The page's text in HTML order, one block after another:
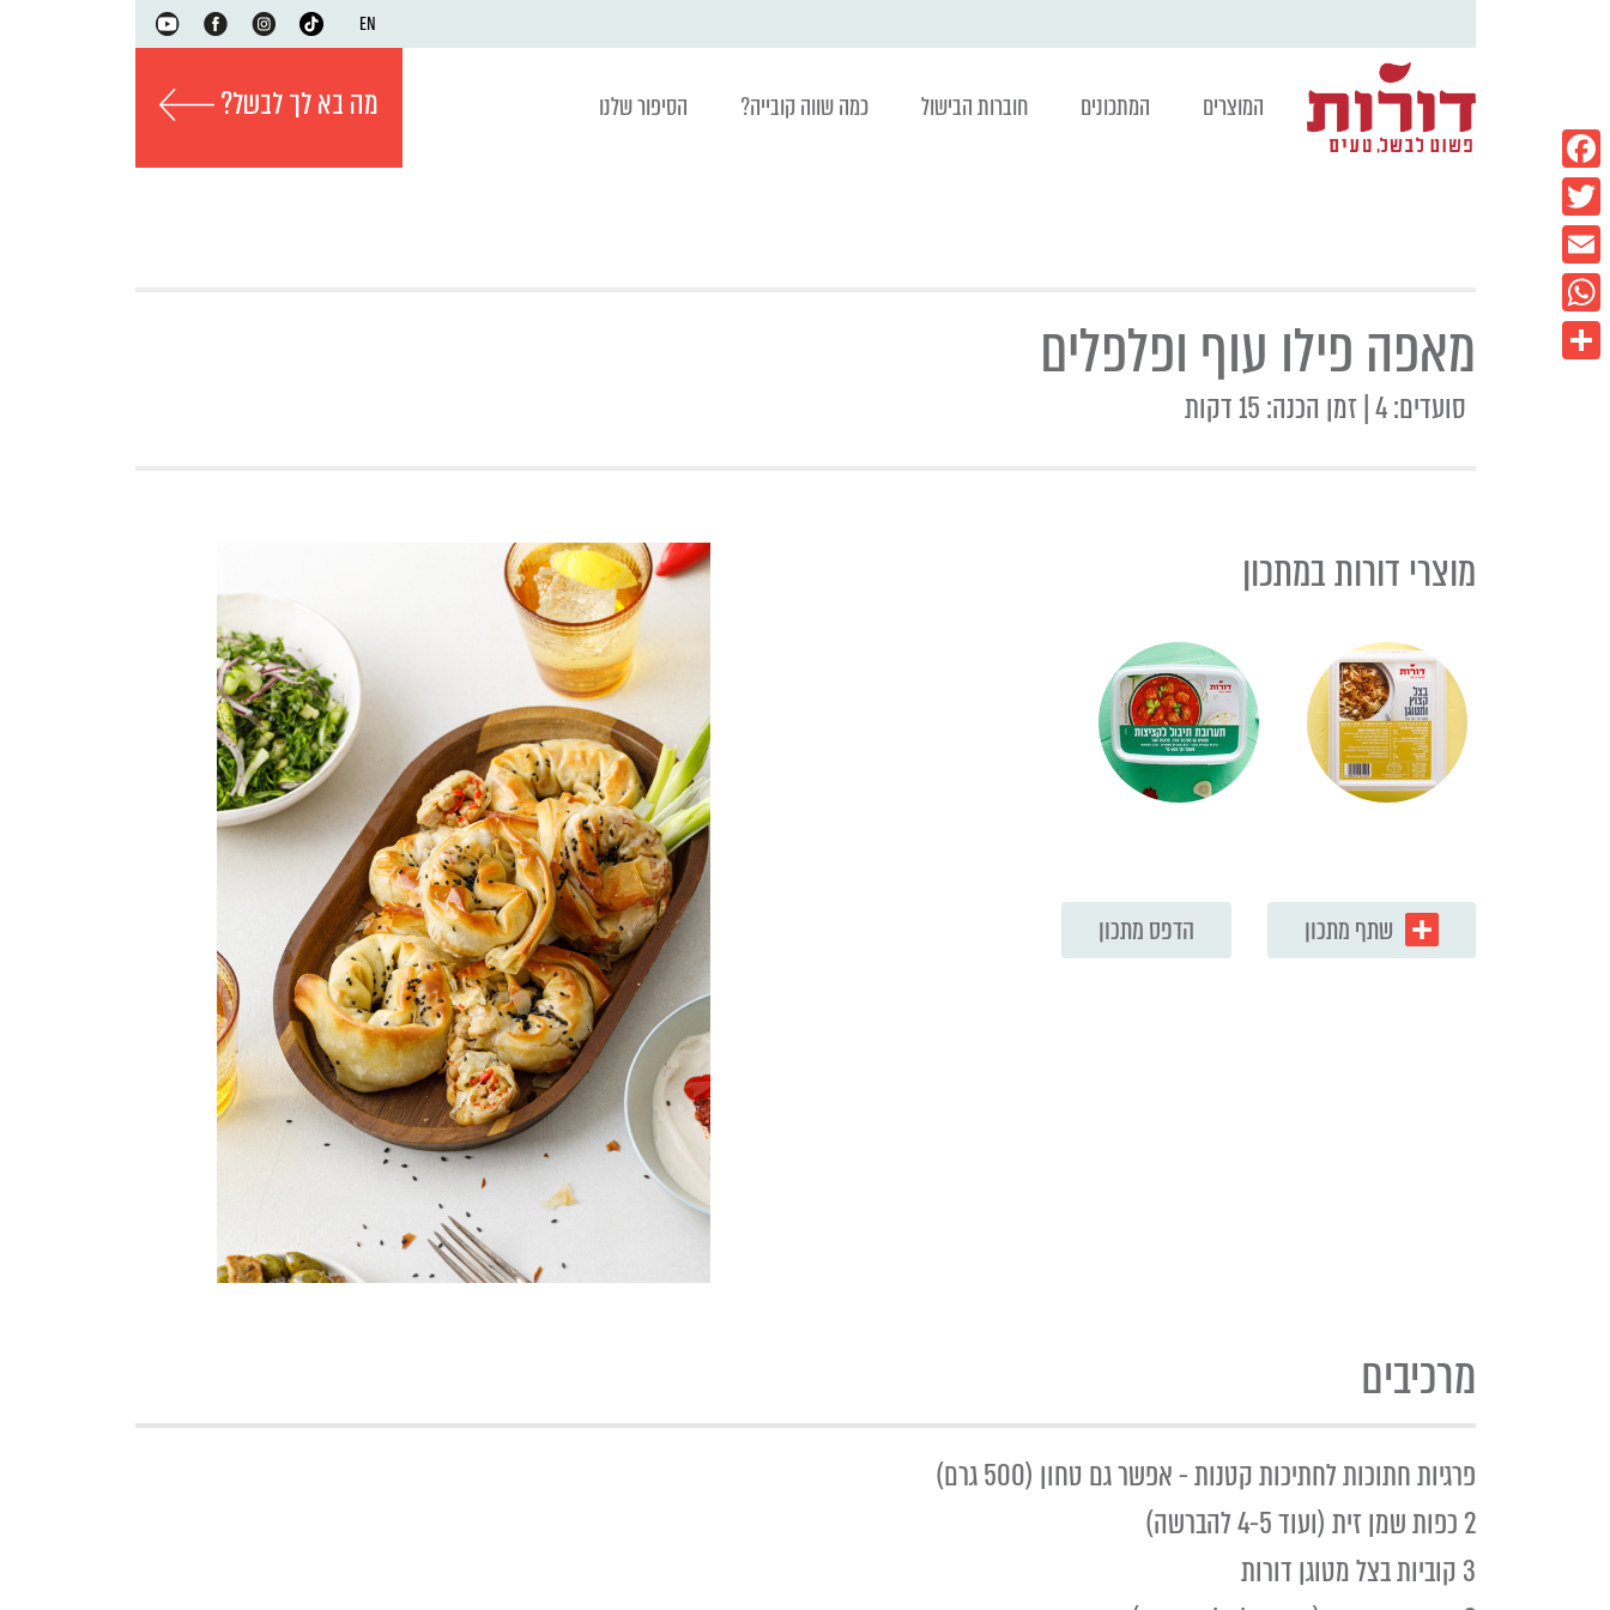
EN
המוצרים המתכונים חוברות הבישול כמה שווה קובייה? הסיפור שלנו מה בא לך לבשל?
מאפה פילו עוף ופלפלים
סועדים: 4 | זמן הכנה: 15 דקות
מוצרי דורות במתכון
הדפס מתכון שתף מתכון
מרכיבים
פרגיות חתוכות לחתיכות קטנות - אפשר גם טחון (500 גרם)
2 כפות שמן זית (ועוד 4-5 להברשה)
3 קוביות בצל מטוגן דורות
Facebook
Twitter
Email
WhatsApp